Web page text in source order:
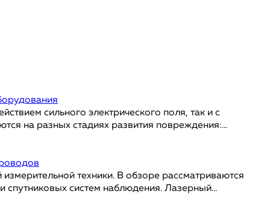
сильного электрического поля, так и с
на разных стадиях развития повреждения:...
техники. В обзоре рассматриваются
систем наблюдения. Лазерный...